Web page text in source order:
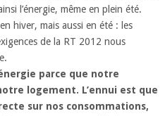
l’énergie, même en plein été.
hiver, mais aussi en été : les
de la RT 2012 nous
parce que notre
logement. L’ennui est que
sur nos consommations,